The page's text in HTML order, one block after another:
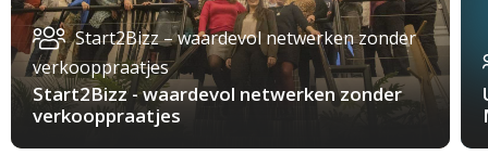
Start2Bizz – waardevol netwerken zonder
verkooppraatjes
Start2Bizz - waardevol netwerken zonder
verkooppraatjes